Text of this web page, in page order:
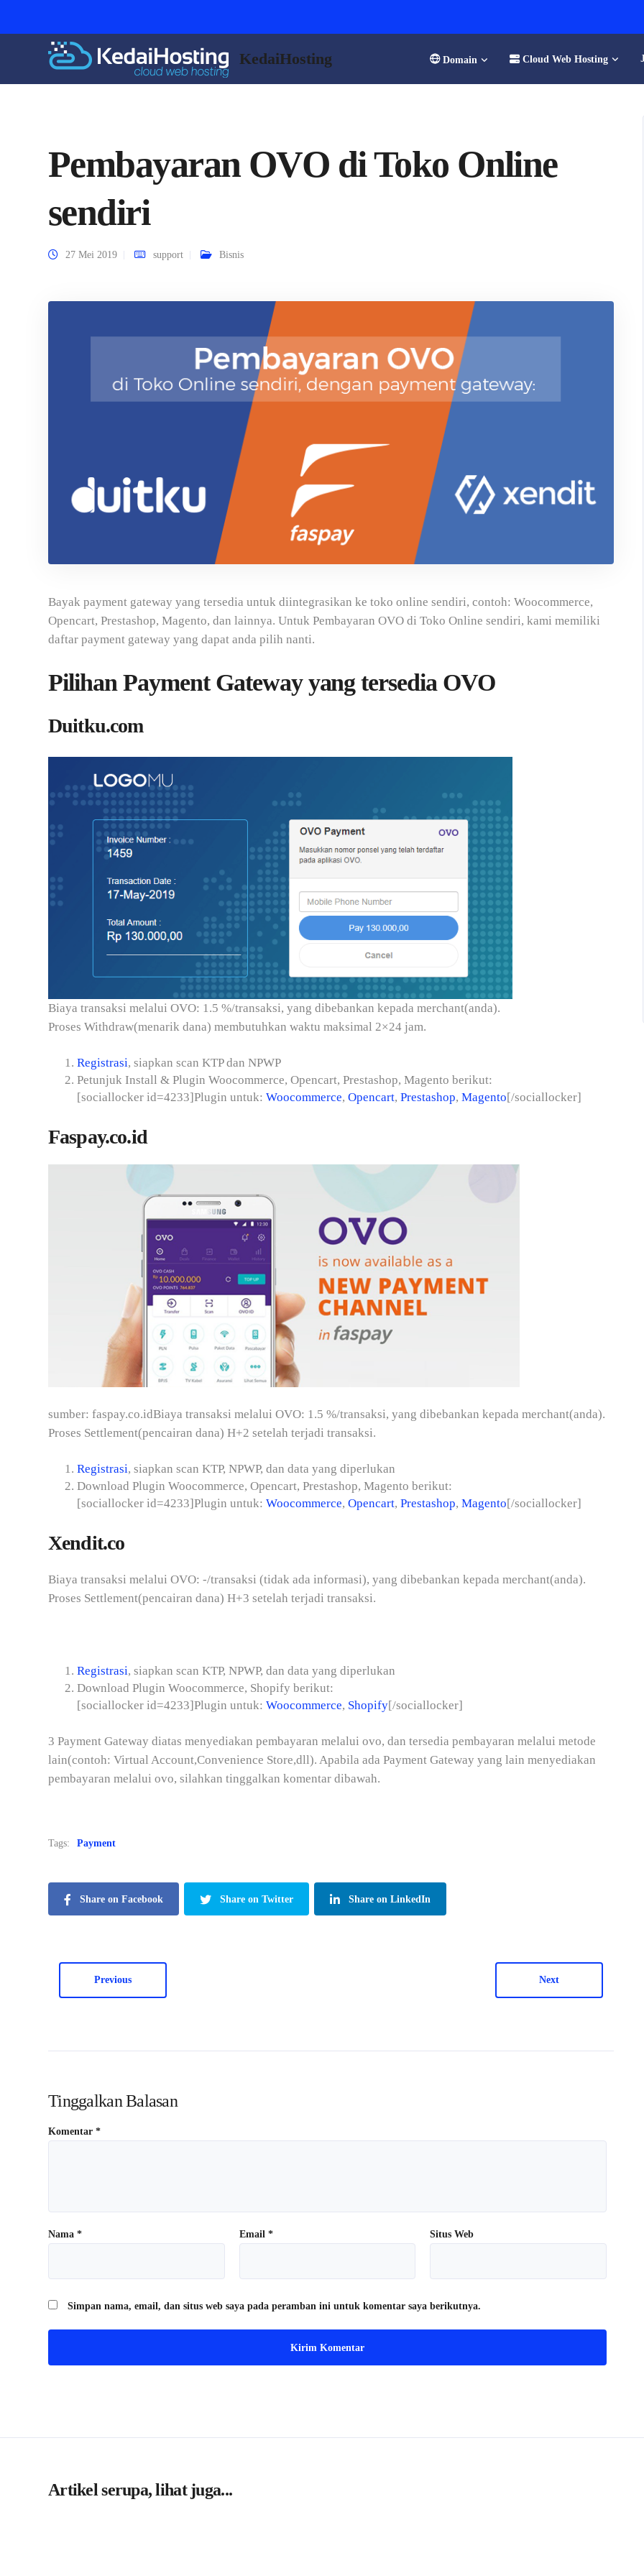
KedaiHosting Domain Cloud Web Hosting
Pembayaran OVO di Toko Online
sendiri
27 Mei 2019 support Bisnis
Bayak payment gateway yang tersedia untuk diintegrasikan ke toko online sendiri, contoh: Woocommerce,
Opencart, Prestashop, Magento, dan lainnya. Untuk Pembayaran OVO di Toko Online sendiri, kami memiliki
daftar payment gateway yang dapat anda pilih nanti.
Pilihan Payment Gateway yang tersedia OVO
Duitku.com
Biaya transaksi melalui OVO: 1.5 %/transaksi, yang dibebankan kepada merchant(anda).
Proses Withdraw(menarik dana) membutuhkan waktu maksimal 2×24 jam.
Registrasi, siapkan scan KTP dan NPWP
Petunjuk Install & Plugin Woocommerce, Opencart, Prestashop, Magento berikut:
[sociallocker id=4233]Plugin untuk: Woocommerce, Opencart, Prestashop, Magento[/sociallocker]
Faspay.co.id
sumber: faspay.co.idBiaya transaksi melalui OVO: 1.5 %/transaksi, yang dibebankan kepada merchant(anda).
Proses Settlement(pencairan dana) H+2 setelah terjadi transaksi.
Registrasi, siapkan scan KTP, NPWP, dan data yang diperlukan
Download Plugin Woocommerce, Opencart, Prestashop, Magento berikut:
[sociallocker id=4233]Plugin untuk: Woocommerce, Opencart, Prestashop, Magento[/sociallocker]
Xendit.co
Biaya transaksi melalui OVO: -/transaksi (tidak ada informasi), yang dibebankan kepada merchant(anda).
Proses Settlement(pencairan dana) H+3 setelah terjadi transaksi.
Registrasi, siapkan scan KTP, NPWP, dan data yang diperlukan
Download Plugin Woocommerce, Shopify berikut:
[sociallocker id=4233]Plugin untuk: Woocommerce, Shopify[/sociallocker]
3 Payment Gateway diatas menyediakan pembayaran melalui ovo, dan tersedia pembayaran melalui metode
lain(contoh: Virtual Account,Convenience Store,dll). Apabila ada Payment Gateway yang lain menyediakan
pembayaran melalui ovo, silahkan tinggalkan komentar dibawah.
Tags: Payment
Share on Facebook Share on Twitter Share on LinkedIn
Previous Next
Tinggalkan Balasan
Komentar *
Nama * Email * Situs Web
Simpan nama, email, dan situs web saya pada peramban ini untuk komentar saya berikutnya.
Artikel serupa, lihat juga...